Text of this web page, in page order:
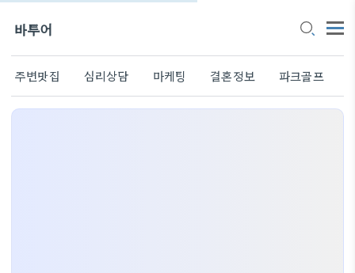
바투어
주변맛집 심리상담 마케팅 결혼정보 파크골프